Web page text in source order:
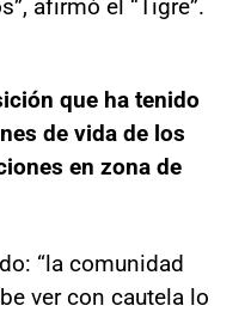
afirmó el “Tigre”.
que ha tenido
de vida de los
en zona de
“la comunidad
ver con cautela lo